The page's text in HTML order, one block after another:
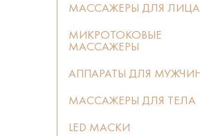
МАССАЖЕРЫ ДЛЯ ЛИЦА
МИКРОТОКОВЫЕ
МАССАЖЕРЫ
АППАРАТЫ ДЛЯ
МАССАЖЕРЫ ДЛЯ ТЕЛА
LED МАСКИ